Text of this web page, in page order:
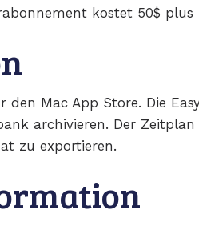
kostet 50$
den Mac App Store. Die
archivieren. Der
zu exportieren.